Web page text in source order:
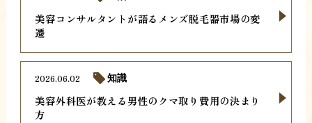
美容コンサルタントが語るメンズ脱毛器市場の変
遷
美容外科医が教える男性のクマ取り費用の決まり
方
2026.06.02 知識